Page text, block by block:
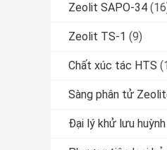
Zeolit ​​SAPO-34
Zeolit ​​TS-1 (9)
Chất xúc tác HTS
Sàng phân tử
Đại lý khử lưu huỳnh